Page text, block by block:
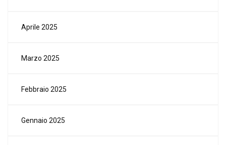
Aprile 2025
Marzo 2025
Febbraio 2025
Gennaio 2025